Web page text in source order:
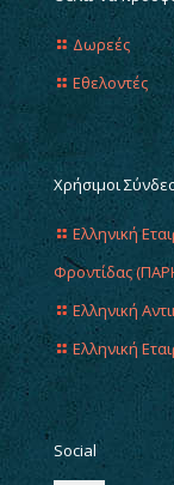
Δωρεές
Εθελοντές
Χρήσιμοι
Ελληνική
Φροντίδας
Ελληνική
Ελληνική
Social